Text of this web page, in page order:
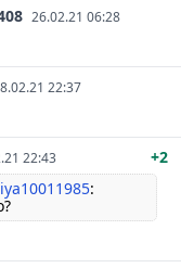
26.02.21 06:28
22:37
22:43
+2
: